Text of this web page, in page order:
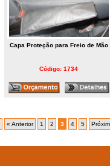
Capa Proteção para Freio de Mão
Código: 1734
« Anterior 1 2 3 4 5